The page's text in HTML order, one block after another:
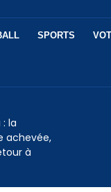
SPORTS
la
achevée,
à